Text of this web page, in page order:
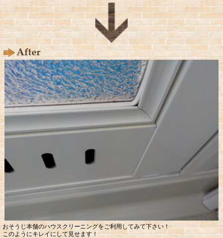
おそうじ本舗のハウスクリーニングをご利用してみて下さい！
このようにキレイにして見せます！